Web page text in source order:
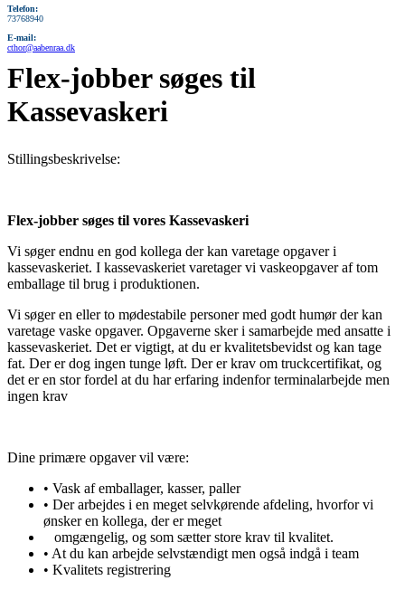
Telefon:
73768940
E-mail:
cthor@aabenraa.dk
Flex-jobber søges til
Kassevaskeri
Stillingsbeskrivelse:
Flex-jobber søges til vores Kassevaskeri
Vi søger endnu en god kollega der kan varetage opgaver i
kassevaskeriet. I kassevaskeriet varetager vi vaskeopgaver af tom
emballage til brug i produktionen.
Vi søger en eller to mødestabile personer med godt humør der kan
varetage vaske opgaver. Opgaverne sker i samarbejde med ansatte i
kassevaskeriet. Det er vigtigt, at du er kvalitetsbevidst og kan tage
fat. Der er dog ingen tunge løft. Der er krav om truckcertifikat, og
det er en stor fordel at du har erfaring indenfor terminalarbejde men
ingen krav
Dine primære opgaver vil være:
• Vask af emballager, kasser, paller
• Der arbejdes i en meget selvkørende afdeling, hvorfor vi
ønsker en kollega, der er meget
omgængelig, og som sætter store krav til kvalitet.
• At du kan arbejde selvstændigt men også indgå i team
• Kvalitets registrering